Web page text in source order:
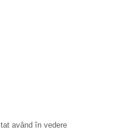
având în vedere